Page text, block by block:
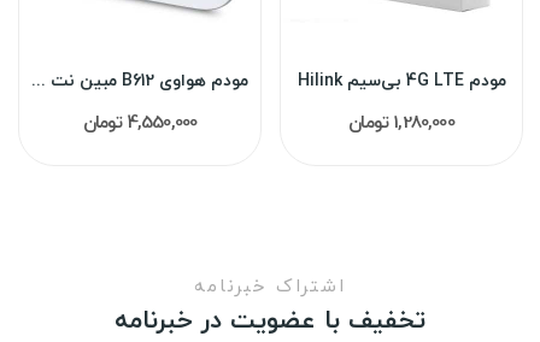
مودم هواوی B612 مبین نت TD-LTE کارکرده(طرح 360...
4,550,000 تومان
مودم 4G LTE بی‌سیم Hilink
1,280,000 تومان
اشتراک خبرنامه
تخفیف با عضویت در خبرنامه